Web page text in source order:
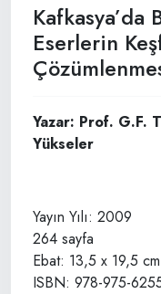
Eserlerin
Yazar: Prof. G.F.
Yükseler
Yayın Yılı: 2009
264 sayfa
Ebat: 13,5 x 19,5 cm
ISBN: 978-975-